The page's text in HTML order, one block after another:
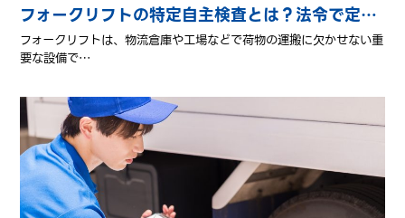
フォークリフトの特定自主検査とは？法令で定められた点検内容
フォークリフトは、物流倉庫や工場などで荷物の運搬に欠かせない重
要な設備で…